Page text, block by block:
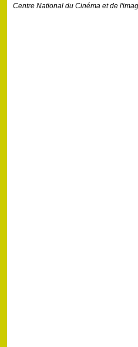
Centre National du Cinéma et de